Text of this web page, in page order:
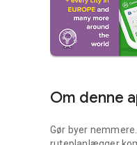
Om denne
Gør byer